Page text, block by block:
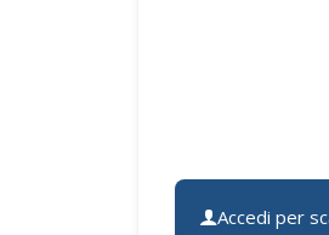
Accedi per